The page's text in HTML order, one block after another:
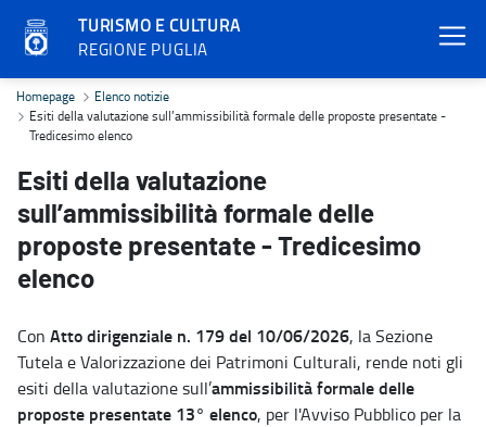
TURISMO E CULTURA
REGIONE PUGLIA
Esiti della valutazione sull’ammissibilità formale delle proposte
Homepage
Elenco notizie
Esiti della valutazione sull’ammissibilità formale delle proposte presentate -
Tredicesimo elenco
Esiti della valutazione
sull’ammissibilità formale delle
proposte presentate - Tredicesimo
elenco
Con Atto dirigenziale n. 179 del 10/06/2026, la Sezione
Tutela e Valorizzazione dei Patrimoni Culturali, rende noti gli
esiti della valutazione sull’ammissibilità formale delle
proposte presentate 13° elenco, per l'Avviso Pubblico per la